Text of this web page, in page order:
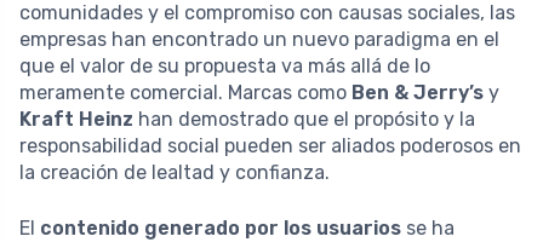
comunidades y el compromiso con causas sociales, las
empresas han encontrado un nuevo paradigma en el
que el valor de su propuesta va más allá de lo
meramente comercial. Marcas como Ben & Jerry’s y
Kraft Heinz han demostrado que el propósito y la
responsabilidad social pueden ser aliados poderosos en
la creación de lealtad y confianza.
El contenido generado por los usuarios se ha